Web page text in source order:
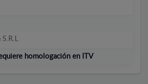
homologación en ITV